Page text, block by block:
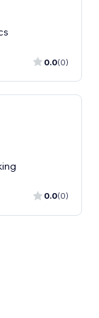
0.0(0)
0.0(0)